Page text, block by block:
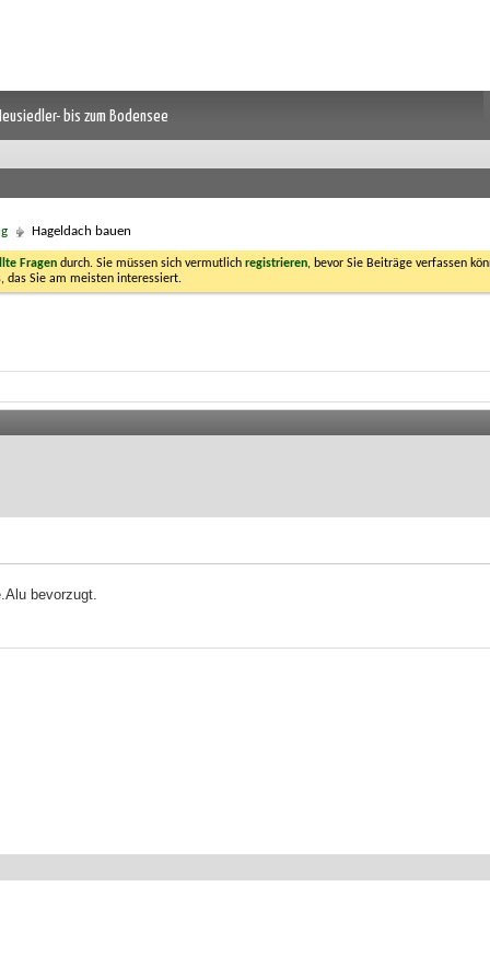
bis zum Bodensee
Hageldach bauen
Fragen durch. Sie müssen sich vermutlich registrieren, bevor Sie Beiträge verfassen
das Sie am meisten interessiert.
bevorzugt.